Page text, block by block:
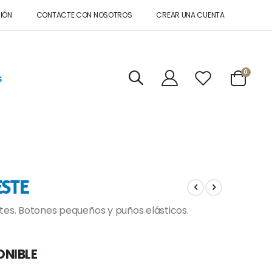
CONTACTE CON NOSOTROS CREAR UNA CUENTA
Cart
0
Botones pequeños y puños elásticos.